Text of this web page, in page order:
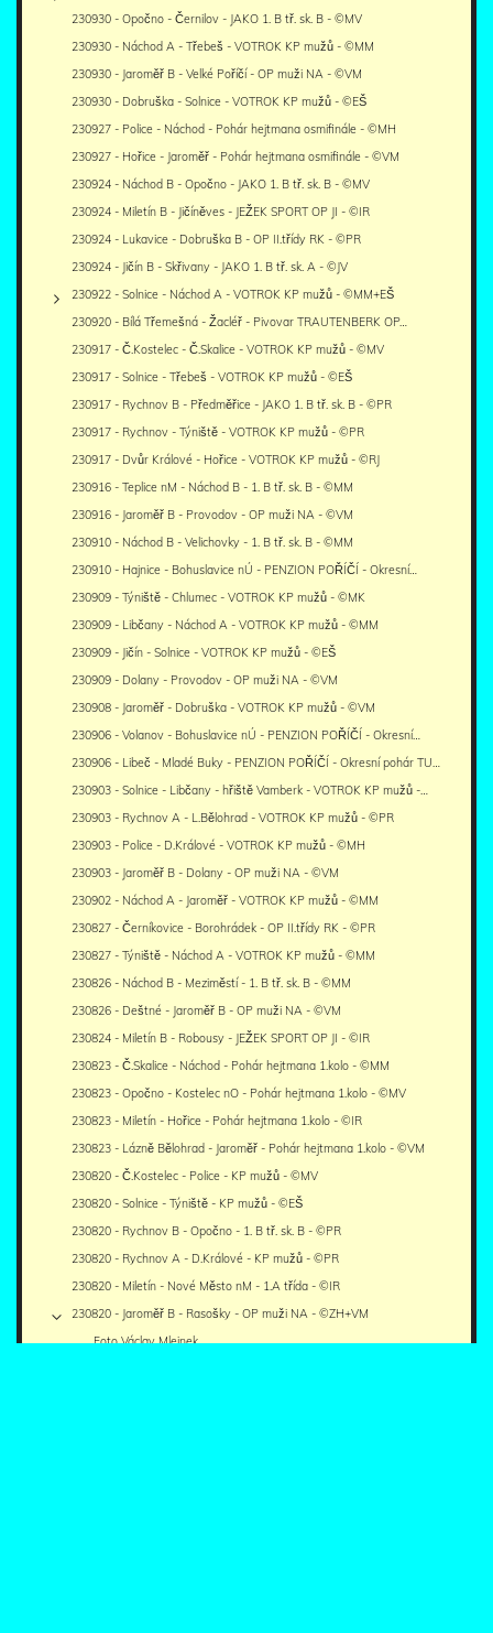
230930 - Opočno - Černilov - JAKO 1. B tř. sk. B - ©MV
230930 - Náchod A - Třebeš - VOTROK KP mužů - ©MM
230930 - Jaroměř B - Velké Poříčí - OP muži NA - ©VM
230930 - Dobruška - Solnice - VOTROK KP mužů - ©EŠ
230927 - Police - Náchod - Pohár hejtmana osmifinále - ©MH
230927 - Hořice - Jaroměř - Pohár hejtmana osmifinále - ©VM
230924 - Náchod B - Opočno - JAKO 1. B tř. sk. B - ©MV
230924 - Miletín B - Jičíněves - JEŽEK SPORT OP JI - ©IR
230924 - Lukavice - Dobruška B - OP II.třídy RK - ©PR
230924 - Jičín B - Skřivany - JAKO 1. B tř. sk. A - ©JV
230922 - Solnice - Náchod A - VOTROK KP mužů - ©MM+EŠ
230920 - Bílá Třemešná - Žacléř - Pivovar TRAUTENBERK OP…
230917 - Č.Kostelec - Č.Skalice - VOTROK KP mužů - ©MV
230917 - Solnice - Třebeš - VOTROK KP mužů - ©EŠ
230917 - Rychnov B - Předměřice - JAKO 1. B tř. sk. B - ©PR
230917 - Rychnov - Týniště - VOTROK KP mužů - ©PR
230917 - Dvůr Králové - Hořice - VOTROK KP mužů - ©RJ
230916 - Teplice nM - Náchod B - 1. B tř. sk. B - ©MM
230916 - Jaroměř B - Provodov - OP muži NA - ©VM
230910 - Náchod B - Velichovky - 1. B tř. sk. B - ©MM
230910 - Hajnice - Bohuslavice nÚ - PENZION POŘÍČÍ - Okresní…
230909 - Týniště - Chlumec - VOTROK KP mužů - ©MK
230909 - Libčany - Náchod A - VOTROK KP mužů - ©MM
230909 - Jičín - Solnice - VOTROK KP mužů - ©EŠ
230909 - Dolany - Provodov - OP muži NA - ©VM
230908 - Jaroměř - Dobruška - VOTROK KP mužů - ©VM
230906 - Volanov - Bohuslavice nÚ - PENZION POŘÍČÍ - Okresní…
230906 - Libeč - Mladé Buky - PENZION POŘÍČÍ - Okresní pohár TU…
230903 - Solnice - Libčany - hřiště Vamberk - VOTROK KP mužů -…
230903 - Rychnov A - L.Bělohrad - VOTROK KP mužů - ©PR
230903 - Police - D.Králové - VOTROK KP mužů - ©MH
230903 - Jaroměř B - Dolany - OP muži NA - ©VM
230902 - Náchod A - Jaroměř - VOTROK KP mužů - ©MM
230827 - Černíkovice - Borohrádek - OP II.třídy RK - ©PR
230827 - Týniště - Náchod A - VOTROK KP mužů - ©MM
230826 - Náchod B - Meziměstí - 1. B tř. sk. B - ©MM
230826 - Deštné - Jaroměř B - OP muži NA - ©VM
230824 - Miletín B - Robousy - JEŽEK SPORT OP JI - ©IR
230823 - Č.Skalice - Náchod - Pohár hejtmana 1.kolo - ©MM
230823 - Opočno - Kostelec nO - Pohár hejtmana 1.kolo - ©MV
230823 - Miletín - Hořice - Pohár hejtmana 1.kolo - ©IR
230823 - Lázně Bělohrad - Jaroměř - Pohár hejtmana 1.kolo - ©VM
230820 - Č.Kostelec - Police - KP mužů - ©MV
230820 - Solnice - Týniště - KP mužů - ©EŠ
230820 - Rychnov B - Opočno - 1. B tř. sk. B - ©PR
230820 - Rychnov A - D.Králové - KP mužů - ©PR
230820 - Miletín - Nové Město nM - 1.A třída - ©IR
230820 - Jaroměř B - Rasošky - OP muži NA - ©ZH+VM
Foto Václav Mlejnek